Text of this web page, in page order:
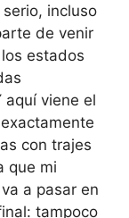
incluso
de venir
estados
aquí viene el
con trajes
que mi
a pasar en
tampoco